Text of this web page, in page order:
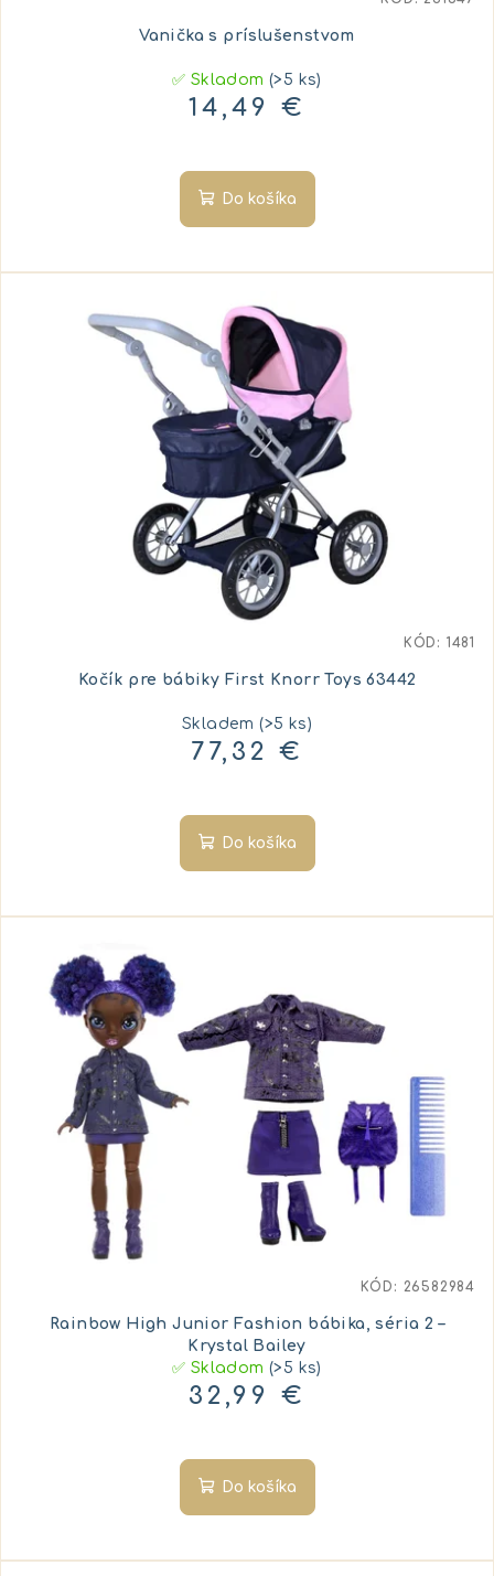
Vanička s príslušenstvom
✅ Skladom(>5 ks)
14,49 €
Do košíka
Kočík pre bábiky First Knorr Toys 63442
Skladem(>5 ks)
77,32 €
Do košíka
KÓD: 1481
Rainbow High Junior Fashion bábika, séria 2 –
Krystal Bailey
✅ Skladom(>5 ks)
32,99 €
Do košíka
KÓD: 26582984